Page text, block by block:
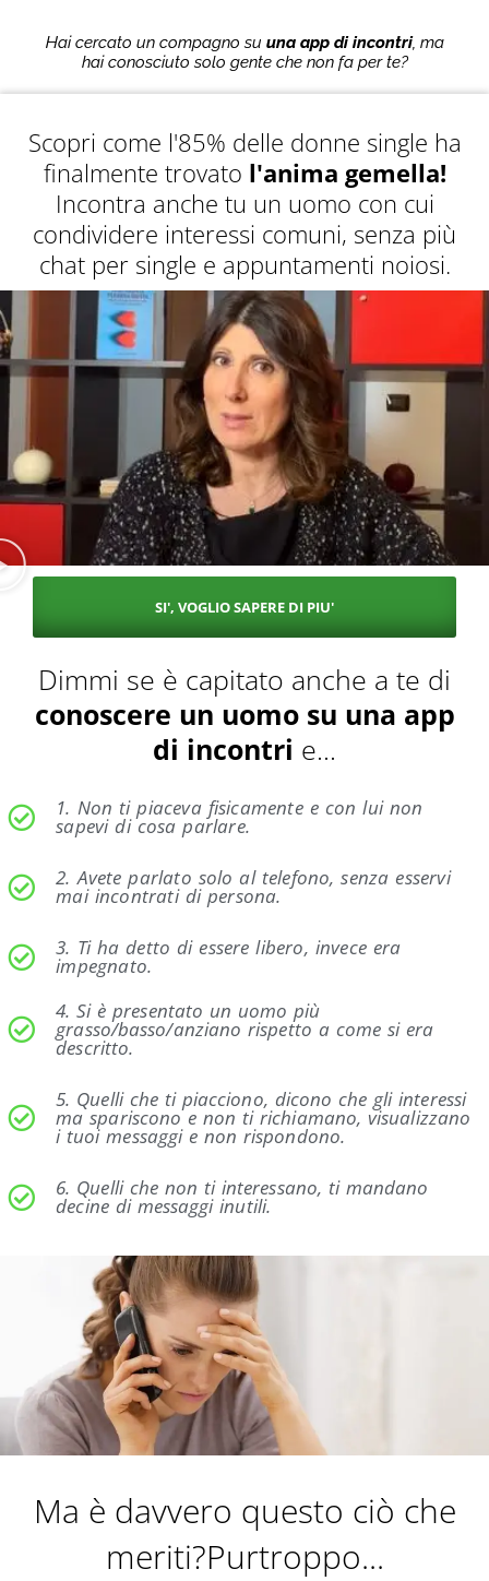
Hai cercato un compagno su una app di incontri, ma
hai conosciuto solo gente che non fa per te?
Scopri come l'85% delle donne single ha
finalmente trovato l'anima gemella!
Incontra anche tu un uomo con cui
condividere interessi comuni, senza più
chat per single e appuntamenti noiosi.
SI', VOGLIO SAPERE DI PIU'
Dimmi se è capitato anche a te di
conoscere un uomo su una app
di incontri e...
1. Non ti piaceva fisicamente e con lui non
sapevi di cosa parlare.
2. Avete parlato solo al telefono, senza esservi
mai incontrati di persona.
3. Ti ha detto di essere libero, invece era
impegnato.
4. Si è presentato un uomo più
grasso/basso/anziano rispetto a come si era
descritto.
5. Quelli che ti piacciono, dicono che gli interessi
ma spariscono e non ti richiamano, visualizzano
i tuoi messaggi e non rispondono.
6. Quelli che non ti interessano, ti mandano
decine di messaggi inutili.
Ma è davvero questo ciò che
meriti?Purtroppo...